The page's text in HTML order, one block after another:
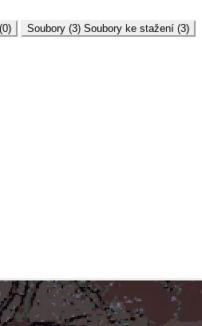
Soubory (3) Soubory ke stažení (3)